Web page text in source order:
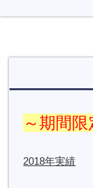
～期間限
2018年実績